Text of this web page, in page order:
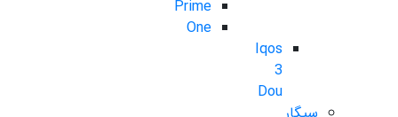
Prime
One
Iqos
3
Dou